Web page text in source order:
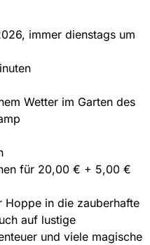
immer dienstags um
Wetter im Garten des
für 20,00 € + 5,00 €
Hoppe in die zauberhafte
auf lustige
und viele magische